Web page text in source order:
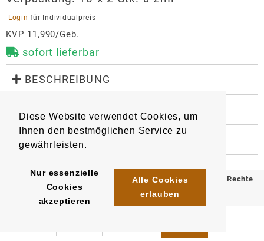
Diese Website verwendet Cookies, um
Ihnen den bestmöglichen Service zu
gewährleisten.
Nur essenzielle
Cookies
akzeptieren
Alle Cookies
erlauben
Login für Individualpreis
KVP 11,990/Geb.
sofort lieferbar
BESCHREIBUNG
Mit Kindersicherung
Artikel 9030 EAN/ Stück 6932570163943
EAN/Gebinde10:
6932570164254
EAN/Umkarton400
HERSTELLER
Hersteller
Imiracle (Shenzhen) Technology CO., Ltd.
RM 1606, Bldg. T5
© 2025 Klömpkes Heinrich Inh. Marion Winkels e.K. Alle Rechte
vorbehalten.